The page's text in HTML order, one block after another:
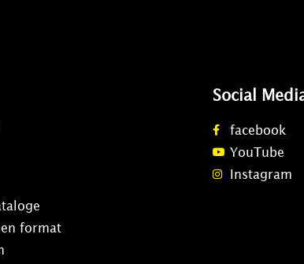
format
Social
facebook
YouTube
Instagram